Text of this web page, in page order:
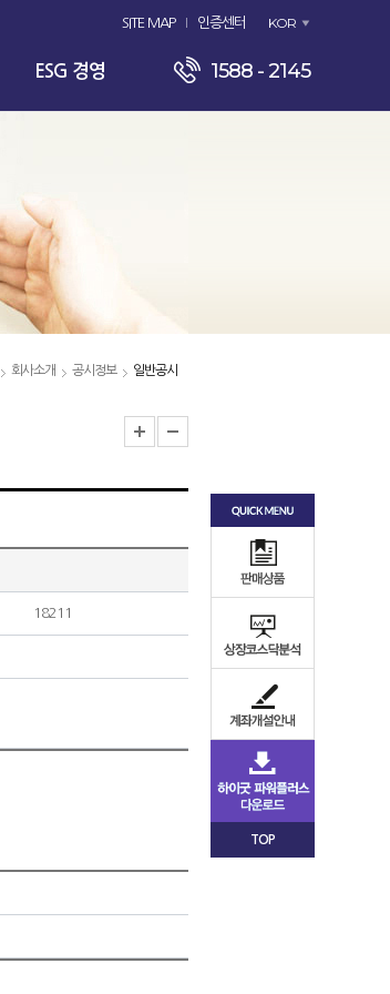
SITE MAP 인증센터 KOR
ESG 경영 1588 - 2145
회사소개 공시정보 일반공시
18211
TOP